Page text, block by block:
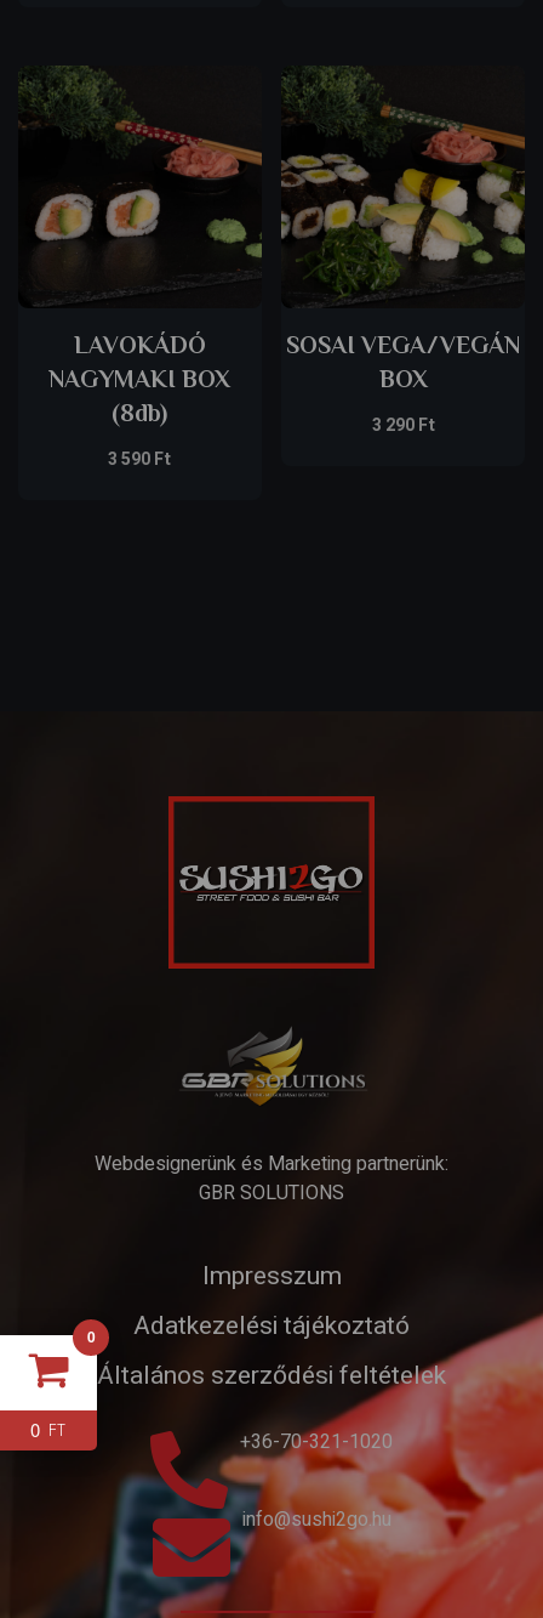
LAVOKÁDÓ
NAGYMAKI BOX
(8db)
3 590Ft
SOSAI VEGA/VEGÁN
BOX
3 290Ft
Webdesignerünk és Marketing partnerünk:
GBR SOLUTIONS
Impresszum
Adatkezelési tájékoztató
Általános szerződési feltételek
+36-70-321-1020
info@sushi2go.hu
0
0 FT